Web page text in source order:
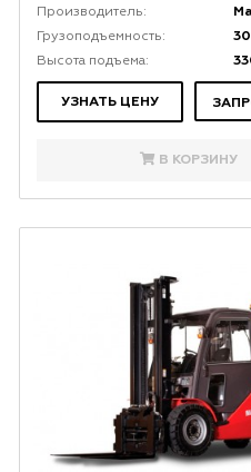
Производитель:
Грузоподъемность:
Высота подъема:
УЗНАТЬ ЦЕНУ
В КОРЗИНУ